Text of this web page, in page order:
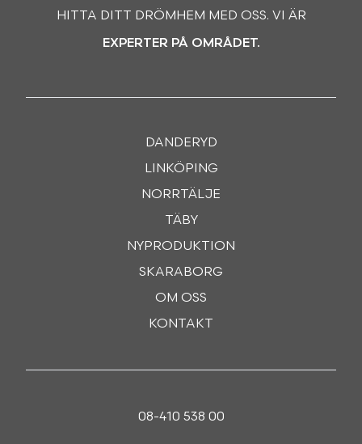
HITTA DITT DRÖMHEM MED OSS. VI ÄR
EXPERTER PÅ OMRÅDET.
DANDERYD
LINKÖPING
NORRTÄLJE
TÄBY
NYPRODUKTION
SKARABORG
OM OSS
KONTAKT
08-410 538 00